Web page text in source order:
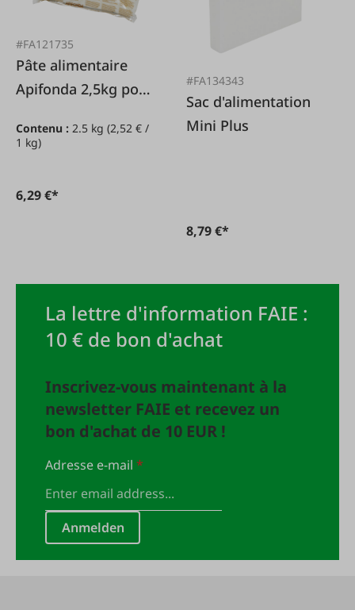
#FA121735
Pâte alimentaire
Apifonda 2,5kg pour
Contenu : 2.5 kg (2,52 € /
1 kg)
6,29 €*
#FA134343
Sac d'alimentation
Mini Plus
8,79 €*
La lettre d'information FAIE :
10 € de bon d'achat
Inscrivez-vous maintenant à la
newsletter FAIE et recevez un
bon d'achat de 10 EUR !
Adresse e-mail*
Anmelden